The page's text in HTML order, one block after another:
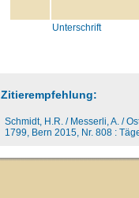
Unterschrift
Zitierempfehlung:
Schmidt, H.R. / Messerli, A. /
1799, Bern 2015, Nr. 808 :